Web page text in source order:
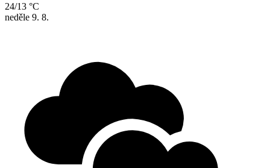
24/13 °C
neděle 9. 8.